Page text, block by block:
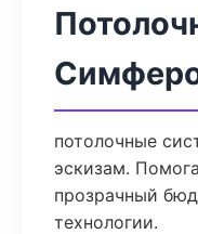
потолочные
эскизам.
прозрачный
технологии.